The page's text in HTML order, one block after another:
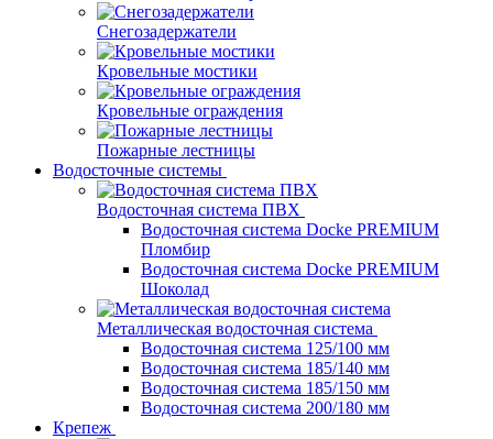
Снегозадержатели
Кровельные мостики
Кровельные ограждения
Пожарные лестницы
Водосточные системы
Водосточная система ПВХ
Водосточная система Docke PREMIUM
Пломбир
Водосточная система Docke PREMIUM
Шоколад
Металлическая водосточная система
Водосточная система 125/100 мм
Водосточная система 185/140 мм
Водосточная система 185/150 мм
Водосточная система 200/180 мм
Крепеж